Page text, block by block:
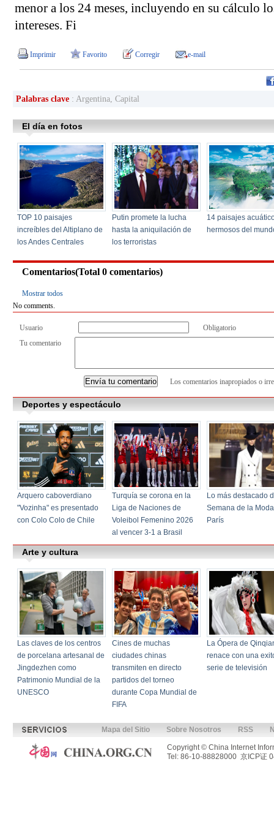
menor a los 24 meses, incluyendo en su cálculo
intereses. Fi
Imprimir Favorito Corregir e-mail
Palabras clave: Argentina, Capital
Comentarios(Total 0comentarios)
Mostrar todos
No comments.
Usuario
Obligatorio
Tu comentario
Los comentarios inapropiados o